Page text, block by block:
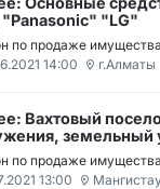
"LG"
по продаже
14:00
г.Алматы
Вахтовый
земельный
по продаже
13:00